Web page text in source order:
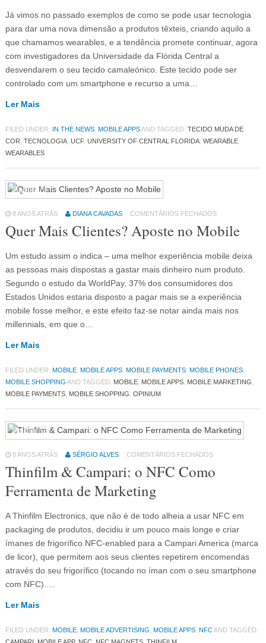
Já vimos no passado exemplos de como se pode usar tecnologia
para dar uma nova dimensão a produtos têxteis, criando aquilo a
que chamamos wearables, e a tendência promete continuar, agora
com investigadores da Universidade da Flórida Central a
desvendarem o seu tecido camaleónico. Este tecido pode ser
controlado com um smartphone e recurso a uma…
Ler Mais
FILED UNDER: IN THE NEWS, MOBILE APPSAND TAGGED: TECIDO MUDA DE
COR TECNOLOGIA, UCF, UNIVERSITY OF CENTRAL FLORIDA, WEARABLE,
WEARABLES
Mobile 75
8 ANOS ATRÁS DIANA CAVADAS COMENTÁRIOS FECHADOS
Quer Mais Clientes? Aposte no Mobile
Um estudo assim o indica – uma melhor experiência mobile deixa
as pessoas mais dispostas a gastar mais dinheiro num produto.
Segundo o estudo da WorldPay, 37% dos consumidores dos
Estados Unidos estaria disposto a pagar mais se a experiência
mobile fosse melhor, e este efeito faz-se notar ainda mais nos
millennials, em que o…
Ler Mais
FILED UNDER: MOBILE, MOBILE APPS, MOBILE PAYMENTS, MOBILE PHONES,
MOBILE SHOPPING AND TAGGED: MOBILE, MOBILE APPS, MOBILE MARKETING
MOBILE PAYMENTS, MOBILE SHOPPING OPINIUM
Mobile75
8 ANOS ATRÁS SÉRGIO ALVES COMENTÁRIOS FECHADOS
Thinfilm & Campari: o NFC Como
Ferramenta de Marketing
A Thinfilm Electronics, que não é de todo alheia a usar NFC em
packaging de produtos, decidiu ir um pouco mais longe e criar
ímanes de frigorífico NFC-enabled para a Campari America (marca
de licor), que permitem aos seus clientes repetirem encomendas
através do seu frigorífico (tocando no íman com o seu smartphone
com NFC).…
Ler Mais
FILED UNDER: MOBILE, MOBILE ADVERTISING MOBILE APPS, NFCAND TAGGED: